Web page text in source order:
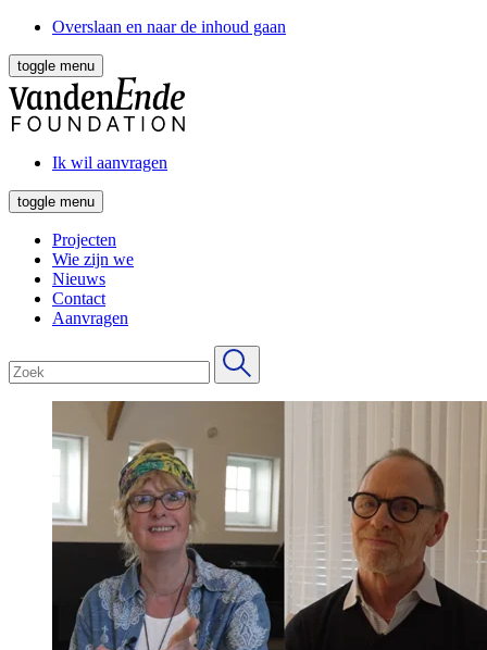
Overslaan en naar de inhoud gaan
toggle menu
Ik wil aanvragen
toggle menu
Projecten
Wie zijn we
Nieuws
Contact
Aanvragen